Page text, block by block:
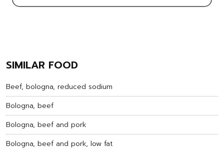
SIMILAR FOOD
Beef, bologna, reduced sodium
Bologna, beef
Bologna, beef and pork
Bologna, beef and pork, low fat